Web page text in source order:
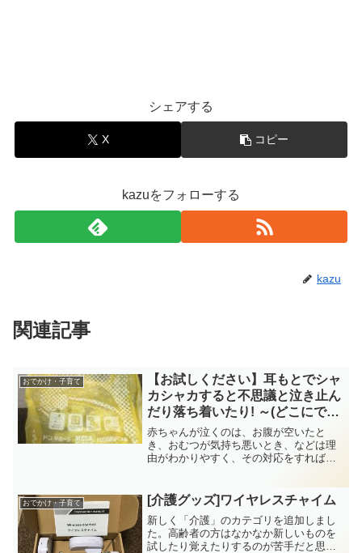
シェアする
X コピー
kazuをフォローする
kazu
関連記事
おでかけ・子育て
【お試しください】耳もとでシャ
カシャカすると不思議と泣き止ん
だり落ち着いたり! ～(どこにでも
ある)レジ袋～
赤ちゃんが泣くのは、お腹が空いたと
き、おむつが気持ち悪いとき、などは理
由がわかりやすく、その対応をすれば泣
かなく、悩まれている方も多いかと思い
ます。そんな時、我が家では...
おでかけ・子育て [介護グッズ]ワイヤレスチャイム
新しく「介護」のカテゴリを追加しまし
た。高齢者の方はなかなか新しいものを
試したり覚えたりするのが苦手だと思い